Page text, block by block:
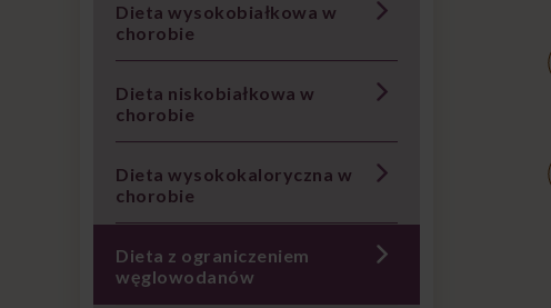
Dieta wysokobiałkowa w
chorobie
Dieta niskobiałkowa w
chorobie
Dieta wysokokaloryczna w
chorobie
Dieta z ograniczeniem
węglowodanów